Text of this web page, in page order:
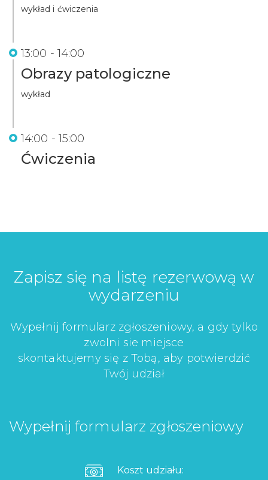
wykład i ćwiczenia
13:00 - 14:00
Obrazy patologiczne
wykład
14:00 - 15:00
Ćwiczenia
Zapisz się na listę rezerwową w
wydarzeniu
Wypełnij formularz zgłoszeniowy, a gdy tylko
zwolni sie miejsce
skontaktujemy się z Tobą, aby potwierdzić
Twój udział
Wypełnij formularz zgłoszeniowy
Koszt udziału: